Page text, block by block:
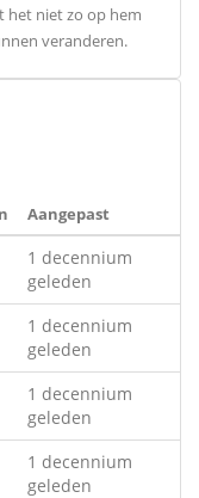
het niet zo op hem
veranderen.
Aangepast
1 decennium
geleden
1 decennium
geleden
1 decennium
geleden
1 decennium
geleden